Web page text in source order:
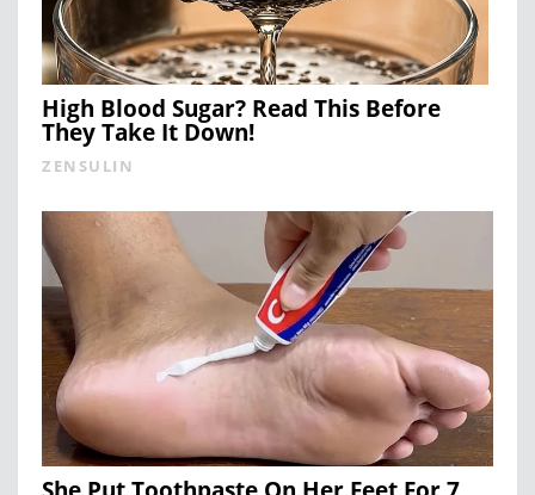
High Blood Sugar? Read This Before
They Take It Down!
ZENSULIN